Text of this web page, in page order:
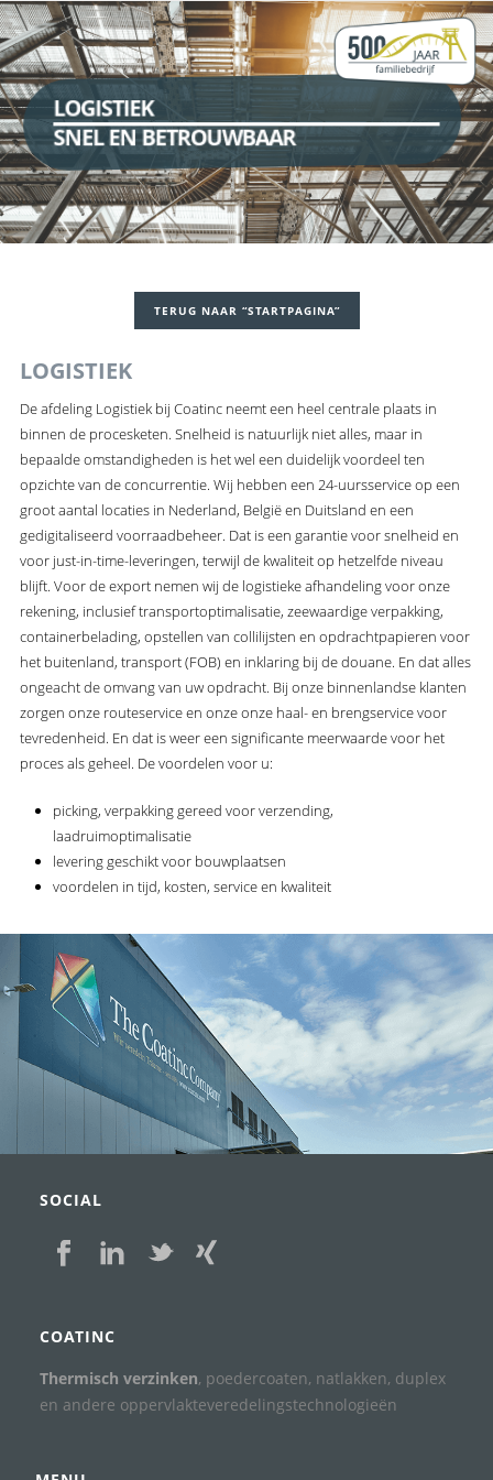
LOGISTIEK
SNEL EN BETROUWBAAR
TERUG NAAR “STARTPAGINA”
LOGISTIEK
De afdeling Logistiek bij Coatinc neemt een heel centrale plaats in
binnen de procesketen. Snelheid is natuurlijk niet alles, maar in
bepaalde omstandigheden is het wel een duidelijk voordeel ten
opzichte van de concurrentie. Wij hebben een 24-uursservice op een
groot aantal locaties in Nederland, België en Duitsland en een
gedigitaliseerd voorraadbeheer. Dat is een garantie voor snelheid en
voor just-in-time-leveringen, terwijl de kwaliteit op hetzelfde niveau
blijft. Voor de export nemen wij de logistieke afhandeling voor onze
rekening, inclusief transportoptimalisatie, zeewaardige verpakking,
containerbelading, opstellen van collilijsten en opdrachtpapieren voor
het buitenland, transport (FOB) en inklaring bij de douane. En dat alles
ongeacht de omvang van uw opdracht. Bij onze binnenlandse klanten
zorgen onze routeservice en onze onze haal- en brengservice voor
tevredenheid. En dat is weer een significante meerwaarde voor het
proces als geheel. De voordelen voor u:
picking, verpakking gereed voor verzending,
laadruimoptimalisatie
levering geschikt voor bouwplaatsen
voordelen in tijd, kosten, service en kwaliteit
SOCIAL
COATINC
Thermisch verzinken, poedercoaten, natlakken, duplex
en andere oppervlakteveredelingstechnologieën